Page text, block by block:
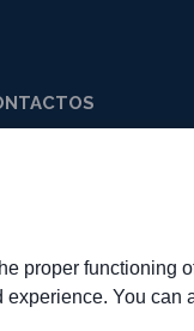
proper functioning
You